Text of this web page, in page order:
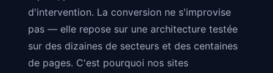
d'intervention. La conversion ne s'improvise
pas — elle repose sur une architecture testée
sur des dizaines de secteurs et des centaines
de pages. C'est pourquoi nos sites